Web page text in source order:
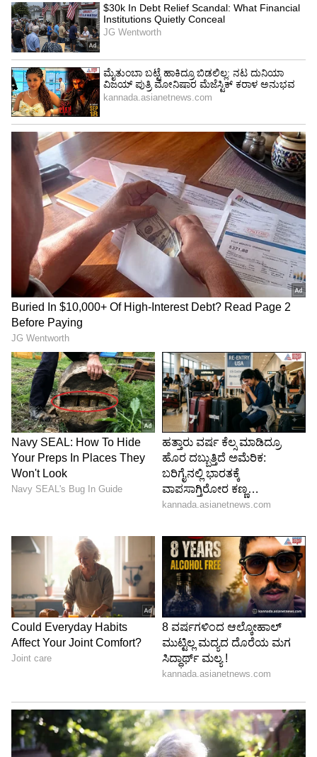
ಹೊರದೂಡಿದ್ದಾರೆ. ದರೋಡೆ ನಂತರ ವ್ಯಕ್ತಿ ಬುರ್ಟೊಲ್ಲಾ
ಪೊಲೀಸ್ ಠಾಣೆಗೆ ದೂರು ದಾಖಲಿಸಿದ್ದಾರೆ. ವ್ಯಕ್ತಿಯ ದೂರು
ಆಧರಿಸಿ ಇಂಥ ಕೆಲಸದಲ್ಲಿ ತೊಡಗಿಕೊಂಡವರನ್ನು
ಬಂಧಿಸಲಾಗಿದೆ. ಈ ಮಹಿಳೆಯರನ್ನು ವಿಚಾರಣೆ ನಡೆಸಿದಾಗ
ಮತ್ತಷ್ಟು ಸಂಗತಿಗಳು ಬಯಲಾಗಿವೆ.
ಹೊರಗೆ ಸ್ಪಾ, ಒಳಗೆ ವೇಶ್ಯಾವಾಟಿಕೆ ಅಡ್ಡೆ: ಹೊರಗೆ ಸ್ಪಾ
ಒಳಗೆ ವೇಶ್ಯಾವಾಟಿಕೆ ಅಡ್ಡೆ. ಚೆನ್ನೈ ನಗರದ ವೆಲಾಚೇರಿ
ಪ್ರದೇಶದಲ್ಲಿ ಸ್ಪಾ ಸೆಂಟರ್‌ನ ಸೋಗಿನಲ್ಲಿ ನಡೆಯುತ್ತಿದ್ದ
ವೇಶ್ಯಾವಾಟಿಕೆ ದಂಧೆಯನ್ನು ಪೊಲೀಸರು ಭೇದಿಸಿದ್ದರು.
ಅಪರಾಧದ ಬಗ್ಗೆ ಮಾಹಿತಿ ಪಡೆದ ನಂತರ, ಪೊಲೀಸರು
ಕೇಂದ್ರದ ಮೇಲೆ ದಾಳಿ ನಡೆಸಿ ಮೂವರು ಮಹಿಳೆಯರ ರಕ್ಷಣೆ
ಮಹಿಳೆಯರು ಉದ್ಯೋಗ ಅರಸಿ ಚೆನ್ನೈ ಗೆ ಬಂದಿದ್ದರು.
ಅವರನ್ನು ವಂಚಿಸಿ ವೇಶ್ಯಾವಾಟಿಕೆ ದಂಧೆಗೆ ದೂಡಲಾಗಿತ್ತು.
ದಂಧೆ ನಡೆಸುತ್ತಿದ್ದ ಇಬ್ಬರು ಕಿಂಗ್ ಪಿನ್ ಗಳನ್ನು
ಬಂಧಿಸಲಾಗಿದೆ. ಬಂಧಿತರನ್ನು ಸ್ಪಾ ಮ್ಯಾನೇಜರ್ ಎಂ
ಮೊಹಮ್ಮದ್ ಅಸಿಮ್ (30) ಜಿ ನಿತ್ಯನ್ ಎಂದು
ಗುರುತಿಸಲಾಗಿದೆ. ಆರೋಪಿಗಳನ್ನು ನ್ಯಾಯಾಂಗ ಬಂಧನಕ್ಕೆ